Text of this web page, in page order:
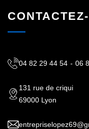
04 82 29 44 54 - 06
131 rue de criqui
69000 Lyon